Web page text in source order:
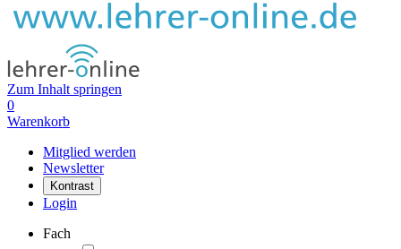
Zum Inhalt springen
0
Warenkorb
Mitglied werden
Newsletter
Kontrast
Login
Fach